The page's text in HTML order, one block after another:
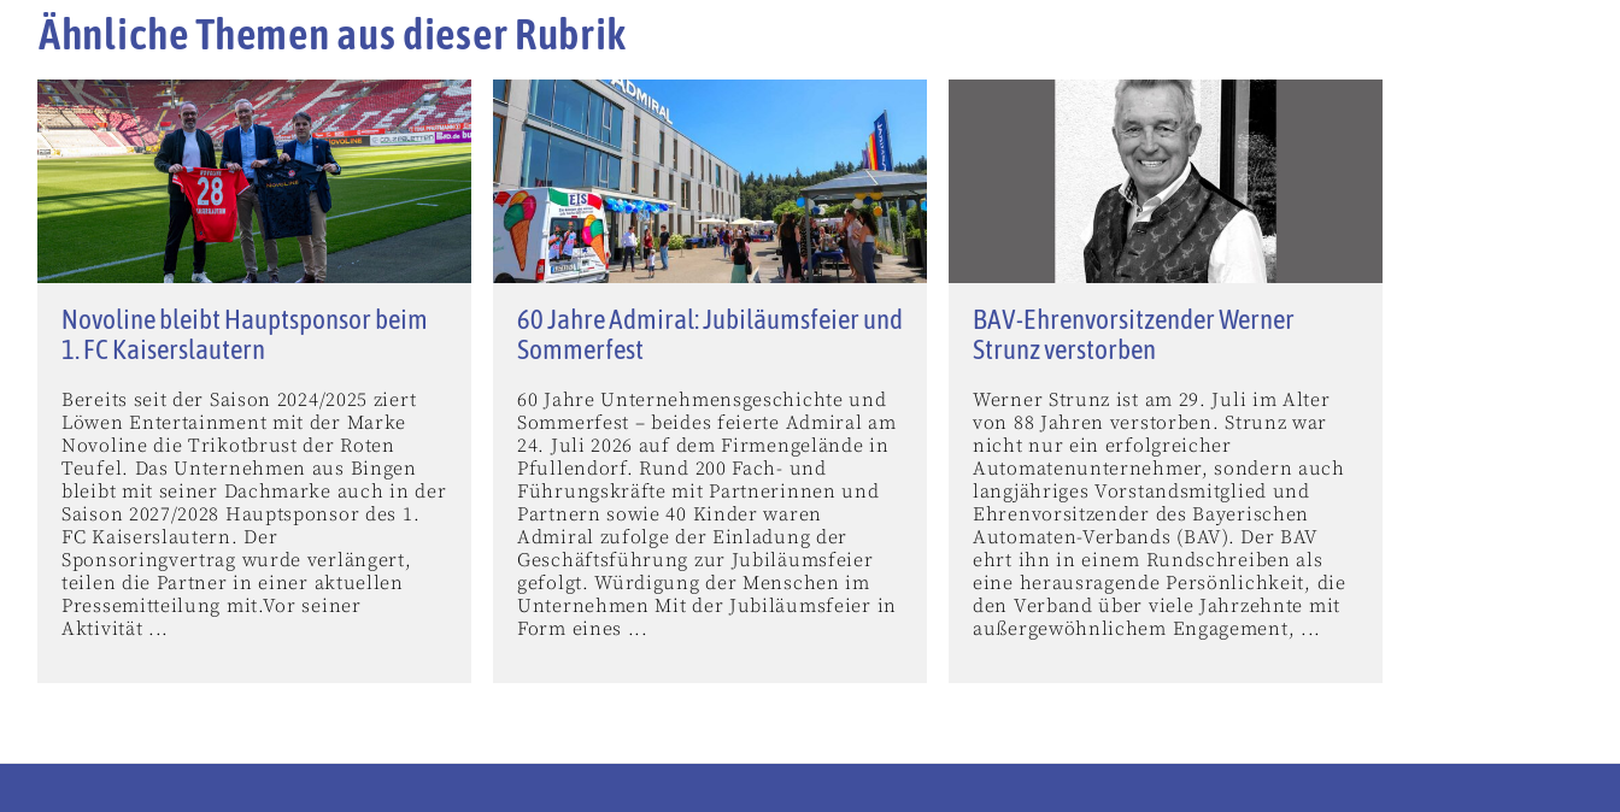
Ähnliche Themen aus dieser Rubrik
Novoline bleibt Hauptsponsor beim
1. FC Kaiserslautern
Bereits seit der Saison 2024/2025 ziert
Löwen Entertainment mit der Marke
Novoline die Trikotbrust der Roten
Teufel. Das Unternehmen aus Bingen
bleibt mit seiner Dachmarke auch in der
Saison 2027/2028 Hauptsponsor des 1.
FC Kaiserslautern. Der
Sponsoringvertrag wurde verlängert,
teilen die Partner in einer aktuellen
Pressemitteilung mit.Vor seiner
Aktivität ...
60 Jahre Admiral: Jubiläumsfeier und
Sommerfest
60 Jahre Unternehmensgeschichte und
Sommerfest – beides feierte Admiral am
24. Juli 2026 auf dem Firmengelände in
Pfullendorf. Rund 200 Fach- und
Führungskräfte mit Partnerinnen und
Partnern sowie 40 Kinder waren
Admiral zufolge der Einladung der
Geschäftsführung zur Jubiläumsfeier
gefolgt. Würdigung der Menschen im
Unternehmen Mit der Jubiläumsfeier in
Form eines ...
BAV-Ehrenvorsitzender Werner
Strunz verstorben
Werner Strunz ist am 29. Juli im Alter
von 88 Jahren verstorben. Strunz war
nicht nur ein erfolgreicher
Automatenunternehmer, sondern auch
langjähriges Vorstandsmitglied und
Ehrenvorsitzender des Bayerischen
Automaten-Verbands (BAV). Der BAV
ehrt ihn in einem Rundschreiben als
eine herausragende Persönlichkeit, die
den Verband über viele Jahrzehnte mit
außergewöhnlichem Engagement, ...